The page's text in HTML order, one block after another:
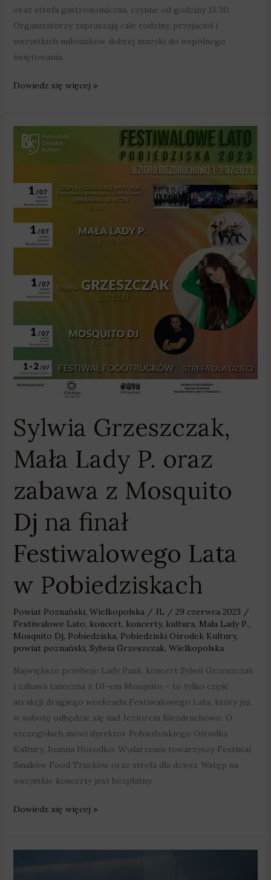
oraz strefa gastronomiczna, czynne od godziny 15:30.
Organizatorzy zapraszają całe rodziny, przyjaciół i
wszystkich miłośników dobrej muzyki do wspólnego
świętowania.
Dowiedz się więcej »
Sylwia Grzeszczak,
Mała Lady P. oraz
zabawa z Mosquito
Dj na finał
Festiwalowego Lata
w Pobiedziskach
Powiat Poznański, Wielkopolska/ JL / 29 czerwca 2023 /
Festiwalowe Lato, koncert, koncerty, kultura, Mała Lady P.,
Mosquito Dj, Pobiedziska, Pobiedziski Ośrodek Kultury,
powiat poznański, Sylwia Grzeszczak, Wielkopolska
Największe przeboje Lady Pank, koncert Sylwii Grzeszczak
i zabawa taneczna z DJ-em Mosquito – to tylko część
atrakcji drugiego weekendu Festiwalowego Lata, który już
w sobotę odbędzie się nad Jeziorem Biezdruchowo. O
szczegółach mówi dyrektor Pobiedziskiego Ośrodka
Kultury, Joanna Horodko: Wydarzeniu towarzyszy Festiwal
Smaków Food Trucków oraz strefa dla dzieci. Wstęp na
wszystkie koncerty jest bezpłatny.
Sylwia
Grzeszczak,
Lady
zabawa
Dj
Pobiedziskach
Dowiedz się więcej »